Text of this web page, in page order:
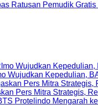
Ratusan Pemudik
Wujudkan Kepedulian,
Pers Mitra Strategis,